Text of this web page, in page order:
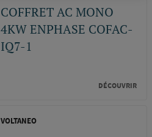
COFFRET AC MONO
4KW ENPHASE COFAC-
IQ7-1
DÉCOUVRIR
VOLTANEO